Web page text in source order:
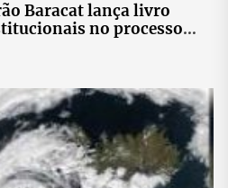
Baracat lança livro
no processo